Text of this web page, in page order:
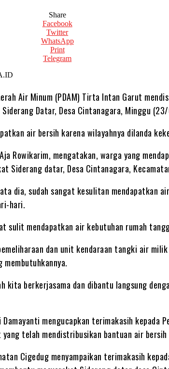
Share
Facebook
Twitter
WhatsApp
Print
Telegram
FAKTA.ID
Air Minum (PDAM) Tirta Intan Garut
Datar, Desa Cintanagara, Minggu
air bersih karena wilayahnya dilanda
Rowikarim, mengatakan, warga yang
Siderang datar, Desa Cintanagara,
dia, sudah sangat kesulitan mendapatkan
hari.
sulit mendapatkan air kebutuhan rumah
dan unit kendaraan tangki air
kita berkerjasama dan dibantu langsung
mengucapkan terimakasih kepada
telah mendistribusikan bantuan air bersih
Cigedug menyampaikan terimakasih